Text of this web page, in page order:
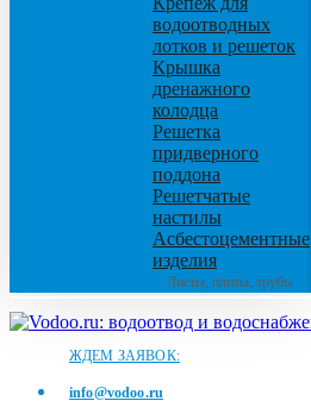
водоотводных
лотков и решеток
Крышка
дренажного
колодца
Решетка
придверного
поддона
Решетчатые
настилы
Асбестоцементные
изделия
Листы, плиты, трубы
ЖДЕМ ЗАЯВОК:
info@vodoo.ru